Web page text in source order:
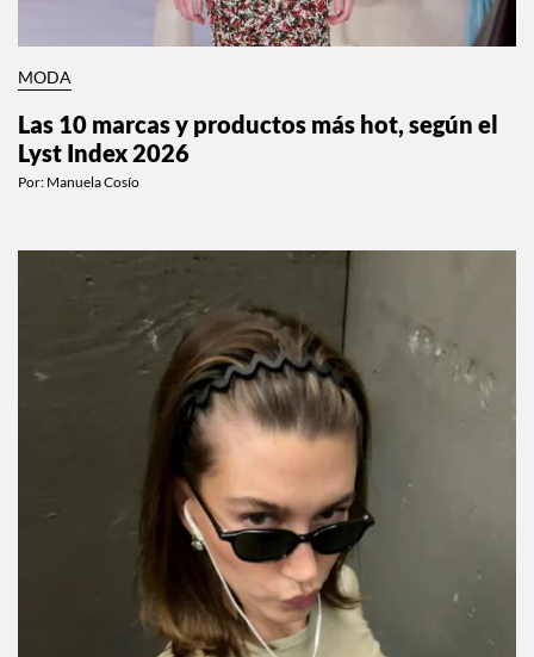
MODA
Las 10 marcas y productos más hot, según el
Lyst Index 2026
Por: Manuela Cosío